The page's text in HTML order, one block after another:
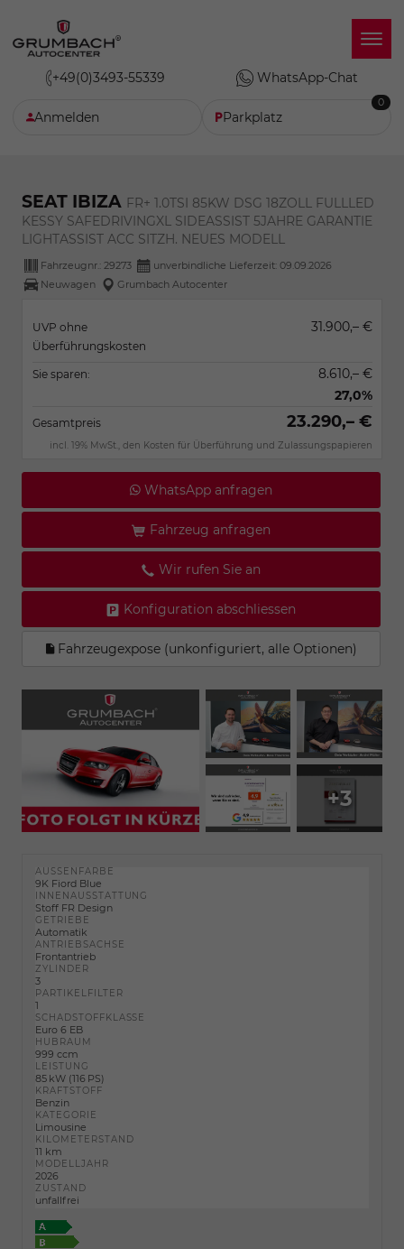
+49(0)3493-55339 WhatsApp-Chat
Anmelden Parkplatz
0
SEAT IBIZA FR+ 1.0TSI 85KW DSG 18ZOLL FULLLED
KESSY SAFEDRIVINGXL SIDEASSIST 5JAHRE GARANTIE
LIGHTASSIST ACC SITZH. NEUES MODELL
Fahrzeugnr.: 29273 unverbindliche Lieferzeit: 09.09.2026
Neuwagen
Grumbach Autocenter
UVP ohne
Überführungskosten
31.900,– €
Sie sparen:
8.610,– €
27,0%
Gesamtpreis 23.290,– €
incl. 19% MwSt., den Kosten für Überführung und Zulassungspapieren
WhatsApp anfragen
Fahrzeug anfragen
Wir rufen Sie an
Konfiguration abschliessen
Fahrzeugexpose (unkonfiguriert, alle Optionen)
+3
AUSSENFARBE
9K Fiord Blue
INNENAUSSTATTUNG
Stoff FR Design
GETRIEBE
Automatik
ANTRIEBSACHSE
Frontantrieb
ZYLINDER
3
PARTIKELFILTER
1
SCHADSTOFFKLASSE
Euro 6 EB
HUBRAUM
999 ccm
LEISTUNG
85 kW (116 PS)
KRAFTSTOFF
Benzin
KATEGORIE
Limousine
KILOMETERSTAND
11 km
MODELLJAHR
2026
ZUSTAND
unfallfrei